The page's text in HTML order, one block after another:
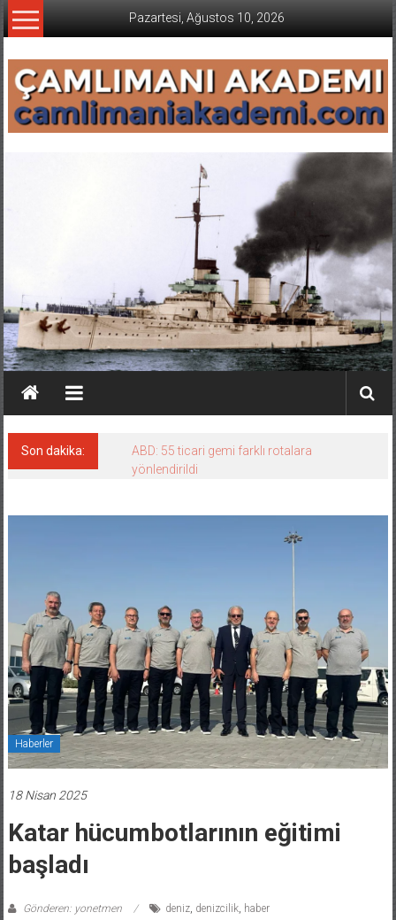
İçeriğe
geç
Pazartesi, Ağustos 10, 2026
Son dakika:
ABD: 55 ticari gemi farklı rotalara
yönlendirildi
Haberler
18 Nisan 2025
Katar hücumbotlarının eğitimi
başladı
Gönderen: yonetmen deniz, denizcilik, haber